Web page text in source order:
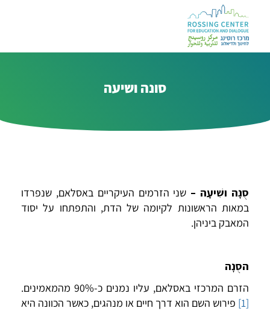
סונה ושיעה
סֻנָה ושִׁיעָה – שני הזרמים העיקריים באסלאם, שנפרדו
במאות הראשונות לקיומה של הדת, והתפתחו על יסוד
המאבק ביניהן.
הסֻנָה
הזרם המרכזי באסלאם, עליו נמנים כ-90% מהמאמינים.
[1]
פירוש השם הוא דרך חיים או מנהגים, כאשר הכוונה היא